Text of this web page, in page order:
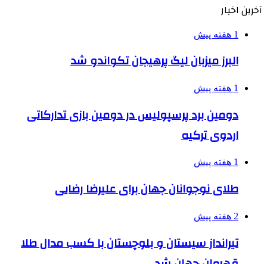
آخرین اخبار
1 هفته پیش
البرز میزبان لیگ پرهیجان تکواندو شد
1 هفته پیش
دومین برد پرسپولیس در دومین بازی تدارکاتی
اردوی ترکیه
1 هفته پیش
طلای نوجوانان جهان برای علیرضا رضایی
2 هفته پیش
تیرانداز سیستان و بلوچستان با کسب مدال طلا